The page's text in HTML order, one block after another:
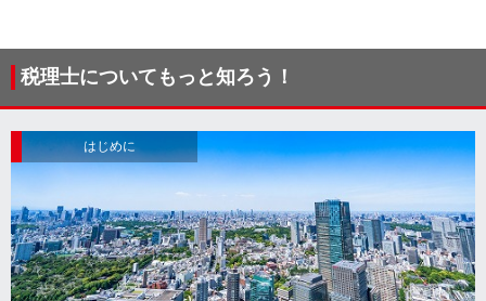
税理士についてもっと知ろう！
はじめに